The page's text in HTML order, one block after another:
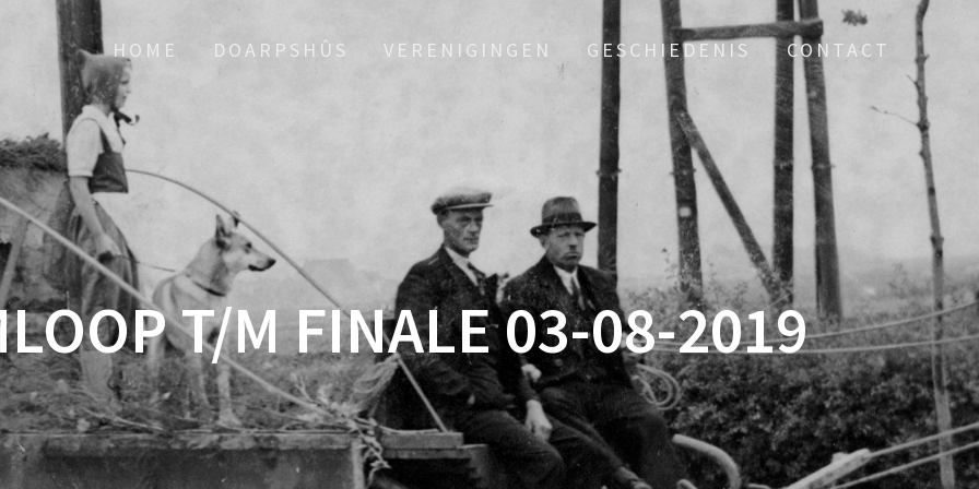
HOME DOARPSHÛS VERENIGINGEN GESCHIEDENIS CONTACT
T/M FINALE 03-08-2019